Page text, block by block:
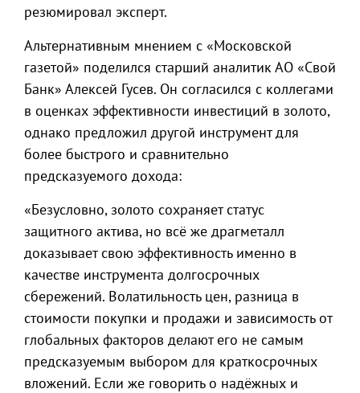
резюмировал эксперт.
Альтернативным мнением с «Московской
газетой» поделился старший аналитик АО «Свой
Банк» Алексей Гусев. Он согласился с коллегами
в оценках эффективности инвестиций в золото,
однако предложил другой инструмент для
более быстрого и сравнительно
предсказуемого дохода:
«Безусловно, золото сохраняет статус
защитного актива, но всё же драгметалл
доказывает свою эффективность именно в
качестве инструмента долгосрочных
сбережений. Волатильность цен, разница в
стоимости покупки и продажи и зависимость от
глобальных факторов делают его не самым
предсказуемым выбором для краткосрочных
вложений. Если же говорить о надёжных и